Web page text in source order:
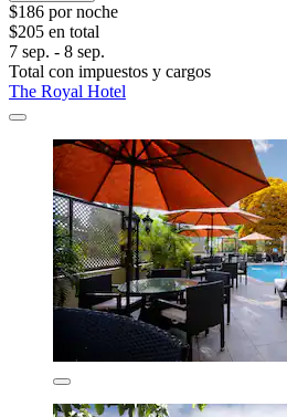
$186 por noche
$205 en total
7 sep. - 8 sep.
Total con impuestos y cargos
The Royal Hotel